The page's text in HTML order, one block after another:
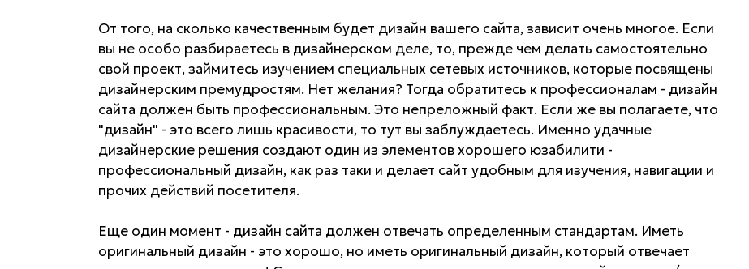
От того, на сколько качественным будет дизайн вашего сайта, зависит очень многое. Если
вы не особо разбираетесь в дизайнерском деле, то, прежде чем делать самостоятельно
свой проект, займитесь изучением специальных сетевых источников, которые посвящены
дизайнерским премудростям. Нет желания? Тогда обратитесь к профессионалам - дизайн
сайта должен быть профессиональным. Это непреложный факт. Если же вы полагаете, что
"дизайн" - это всего лишь красивости, то тут вы заблуждаетесь. Именно удачные
дизайнерские решения создают один из элементов хорошего юзабилити -
профессиональный дизайн, как раз таки и делает сайт удобным для изучения, навигации и
прочих действий посетителя.
Еще один момент - дизайн сайта должен отвечать определенным стандартам. Иметь
оригинальный дизайн - это хорошо, но иметь оригинальный дизайн, который отвечает